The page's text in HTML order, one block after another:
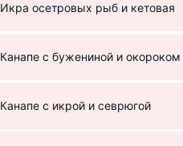
Икра осетровых рыб и кетовая
Канапе с бужениной и окороком
Канапе с икрой и севрюгой